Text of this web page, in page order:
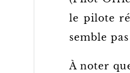
le pilote
semble
À noter